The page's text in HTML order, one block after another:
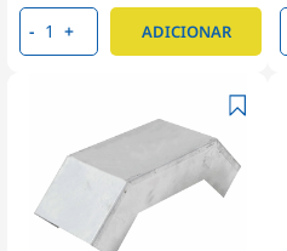
- + ADICIONAR